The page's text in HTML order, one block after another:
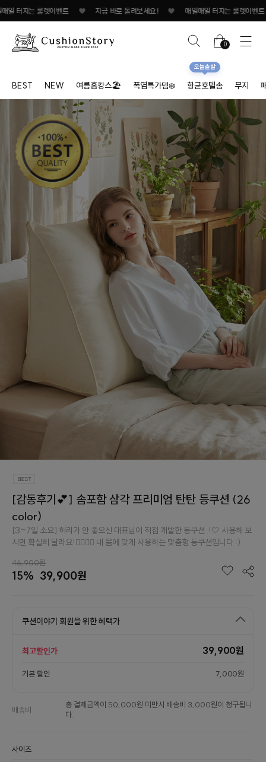
룰렛이벤트 ♥ 지금 바로 돌려보세요! ♥ 매일매일 터지는 룰렛이벤트 ♥
0
BEST NEW 여름홈캉스🏖 폭염특가템❄️ 항균호텔솜
오늘출발
무지
[감동후기💕] 솜포함 삼각 프리미엄 탄탄 등쿠션 (26
color)
[3~7일 소요] 허리가 안 좋으신 대표님이 직접 개발한 등쿠션..!🤍 사용해 보
시면 확실히 달라요!👉🏻👈🏻 내 몸에 맞게 사용하는 맞춤형 등쿠션입니다 :)
46,900원
15% 39,900원
쿠션이야기 회원을 위한 혜택가
최고할인가 39,900원
기본 할인 7,000원
배송비
총 결제금액이 50,000원 미만시 배송비 3,000원이 청구됩니
다.
사이즈